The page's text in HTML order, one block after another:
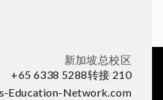
新加坡总校区
+65 6338 5288转接 210
Education-Network.com